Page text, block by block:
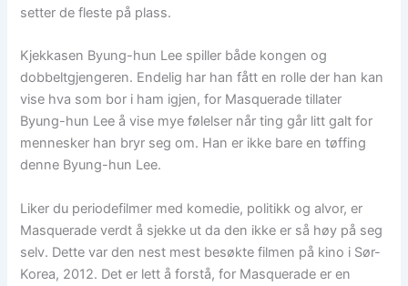
setter de fleste på plass.
Kjekkasen Byung-hun Lee spiller både kongen og
dobbeltgjengeren. Endelig har han fått en rolle der han kan
vise hva som bor i ham igjen, for Masquerade tillater
Byung-hun Lee å vise mye følelser når ting går litt galt for
mennesker han bryr seg om. Han er ikke bare en tøffing
denne Byung-hun Lee.
Liker du periodefilmer med komedie, politikk og alvor, er
Masquerade verdt å sjekke ut da den ikke er så høy på seg
selv. Dette var den nest mest besøkte filmen på kino i Sør-
Korea, 2012. Det er lett å forstå, for Masquerade er en